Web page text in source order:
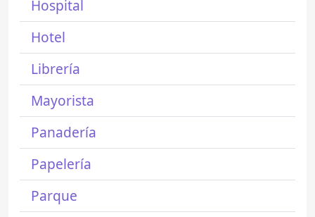
Hospital
Hotel
Librería
Mayorista
Panadería
Papelería
Parque